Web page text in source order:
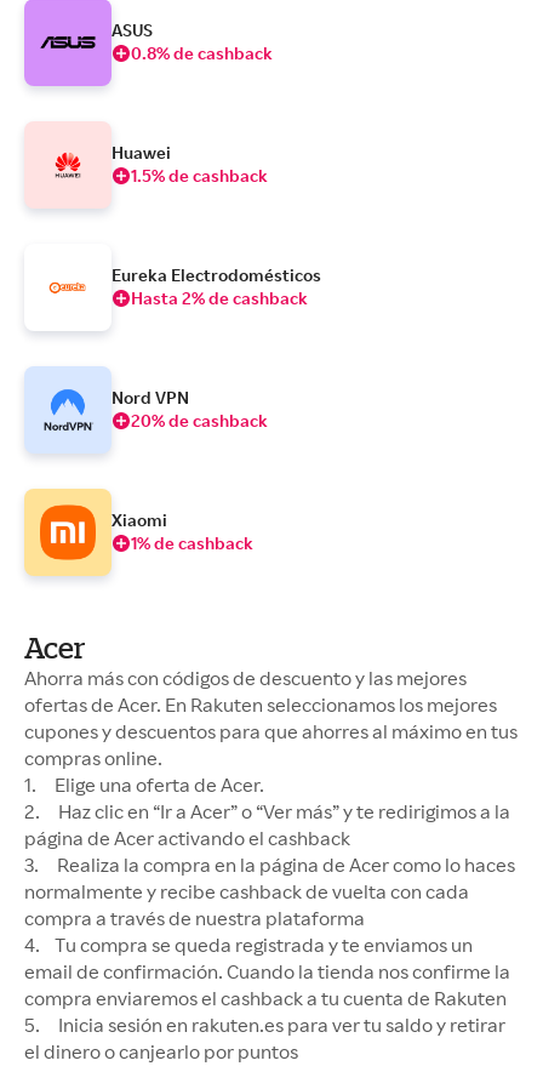
ASUS
0.8% de cashback
Huawei
1.5% de cashback
Eureka Electrodomésticos
Hasta 2% de cashback
Nord VPN
20% de cashback
Xiaomi
1% de cashback
Acer
Ahorra más con códigos de descuento y las mejores
ofertas de Acer. En Rakuten seleccionamos los mejores
cupones y descuentos para que ahorres al máximo en tus
compras online.
1. Elige una oferta de Acer.
2. Haz clic en “Ir a Acer” o “Ver más” y te redirigimos a la
página de Acer activando el cashback
3. Realiza la compra en la página de Acer como lo haces
normalmente y recibe cashback de vuelta con cada
compra a través de nuestra plataforma
4. Tu compra se queda registrada y te enviamos un
email de confirmación. Cuando la tienda nos confirme la
compra enviaremos el cashback a tu cuenta de Rakuten
5. Inicia sesión en rakuten.es para ver tu saldo y retirar
el dinero o canjearlo por puntos